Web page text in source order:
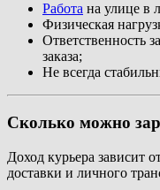
Работа на улице в
Физическая
Ответственность
заказа;
Не всегда
Сколько можно
Доход курьера зависит
доставки и личного